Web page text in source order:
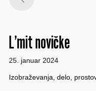
L’mit novičke
25. januar 2024
Izobraževanja, delo,